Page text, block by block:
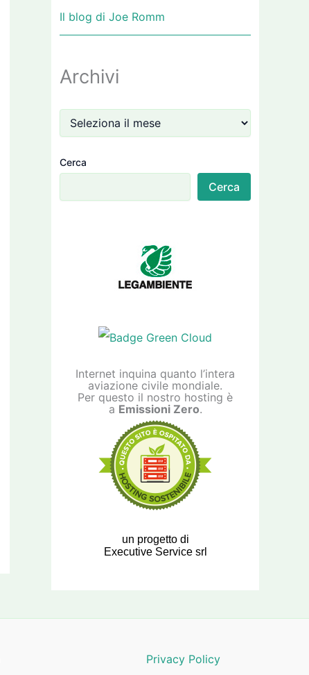
Il blog di Joe Romm
Archivi
Cerca
Cerca
Internet inquina quanto l’intera
aviazione civile mondiale.
Per questo il nostro hosting è
a Emissioni Zero.
un progetto di
Executive Service srl
Privacy Policy